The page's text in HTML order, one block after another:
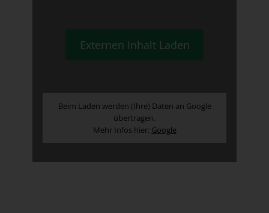
Externen Inhalt Laden
Beim Laden werden (Ihre) Daten an Google
übertragen.
Mehr Infos hier: Google